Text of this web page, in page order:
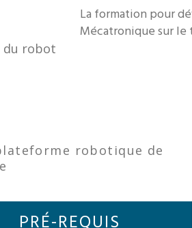
du robot
La formation pour
Mécatronique sur
robotique de